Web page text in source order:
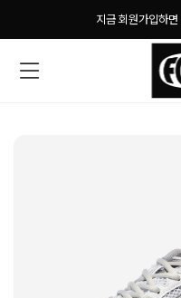
지금 회원가입하